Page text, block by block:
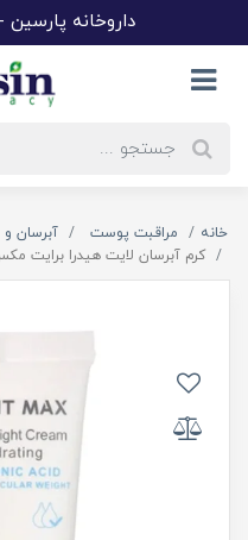
داروخانه
خانه مراقبت پوست
آبرسان
کرم آبرسان لایت هیدرا برایت